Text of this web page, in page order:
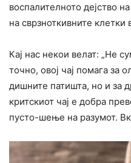
воспалителното дејство
на сврзноткивните клетки
Кај нас некои велат: „Не
точно, овој чај помага за
дишните патишта, но и за
критскиот чај е добра
пусто-шење на разумот.